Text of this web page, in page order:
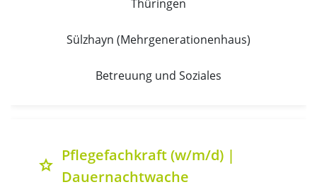
Thüringen
Sülzhayn (Mehrgenerationenhaus)
Betreuung und Soziales
grade
Pflegefachkraft (w/m/d) |
Dauernachtwache